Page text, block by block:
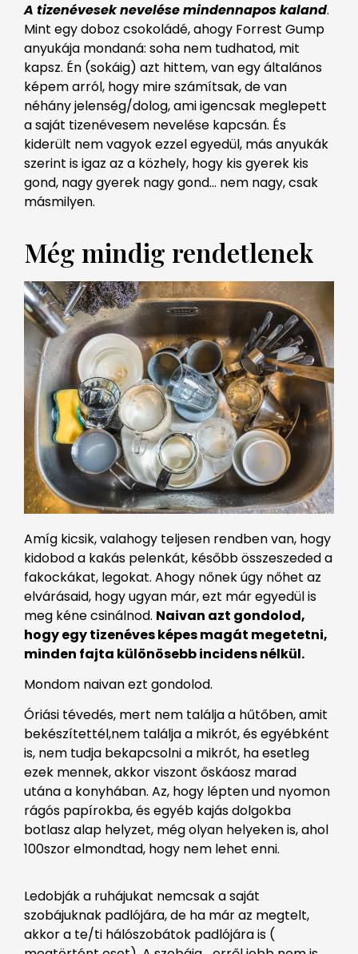
A tizenévesek nevelése mindennapos kaland.
Mint egy doboz csokoládé, ahogy Forrest Gump
anyukája mondaná: soha nem tudhatod, mit
kapsz. Én (sokáig) azt hittem, van egy általános
képem arról, hogy mire számítsak, de van
néhány jelenség/dolog, ami igencsak meglepett
a saját tizenévesem nevelése kapcsán. És
kiderült nem vagyok ezzel egyedül, más anyukák
szerint is igaz az a közhely, hogy kis gyerek kis
gond, nagy gyerek nagy gond… nem nagy, csak
másmilyen.
Még mindig rendetlenek
Amíg kicsik, valahogy teljesen rendben van, hogy
kidobod a kakás pelenkát, később összeszeded a
fakockákat, legokat. Ahogy nőnek úgy nőhet az
elvárásaid, hogy ugyan már, ezt már egyedül is
meg kéne csinálnod. Naivan azt gondolod,
hogy egy tizenéves képes magát megetetni,
minden fajta különösebb incidens nélkül.
Mondom naivan ezt gondolod.
Óriási tévedés, mert nem találja a hűtőben, amit
bekészítettél,nem találja a mikrót, és egyébként
is, nem tudja bekapcsolni a mikrót, ha esetleg
ezek mennek, akkor viszont őskáosz marad
utána a konyhában. Az, hogy lépten und nyomon
rágós papírokba, és egyéb kajás dolgokba
botlasz alap helyzet, még olyan helyeken is, ahol
100szor elmondtad, hogy nem lehet enni.
Ledobják a ruhájukat nemcsak a saját
szobájuknak padlójára, de ha már az megtelt,
akkor a te/ti hálószobátok padlójára is (